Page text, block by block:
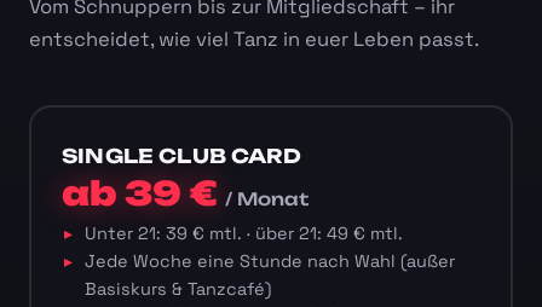
Vom Schnuppern bis zur Mitgliedschaft – ihr
entscheidet, wie viel Tanz in euer Leben passt.
SINGLE CLUB CARD
ab 39 €/ Monat
Unter 21: 39 € mtl. · über 21: 49 € mtl.
Jede Woche eine Stunde nach Wahl (außer
Basiskurs & Tanzcafé)